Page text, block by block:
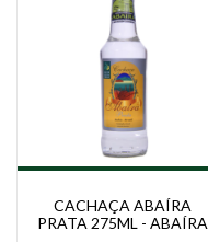
CACHAÇA ABAÍRA
PRATA 275ML - ABAÍRA